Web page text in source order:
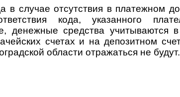
в случае отсутствия в платежном
кода, указанного
денежные средства учитываются
счетах и на депозитном
области отражаться не будут.